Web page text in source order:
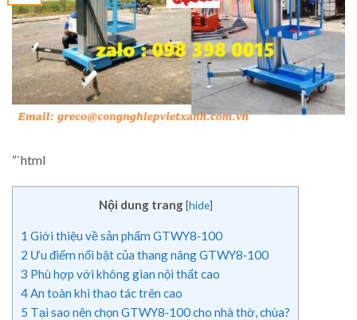
“`html
Nội dung trang [hide]
1 Giới thiệu về sản phẩm GTWY8‑100
2 Ưu điểm nổi bật của thang nâng GTWY8‑100
3 Phù hợp với không gian nội thất cao
4An toàn khi thao tác trên cao
5 Tại sao nên chọn GTWY8‑100 cho nhà thờ, chùa?